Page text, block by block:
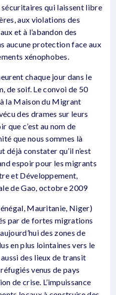
qui laissent libre
aux violations des
et à l’abandon des
aucune protection face aux
xénophobes.
chaque jour dans le
de soif. Le convoi de 50
la Maison du Migrant
des drames sur leurs
que c’est au nom de
que nous sommes là
déjà constater qu’il n’est
espoir pour les migrants
et Développement,
de Gao, octobre 2009
Mauritanie, Niger)
par de fortes migrations
des zones de
en plus lointaines vers le
des lieux de transit
venus de pays
de crise. L’impuissance